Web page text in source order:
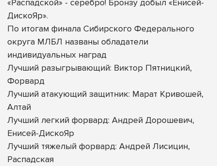
«Распадской» - серебро! Бронзу добыл «Енисей-
ДискоЯр».
По итогам финала Сибирского Федерального
округа МЛБЛ названы обладатели
индивидуальных наград
Лучший разыгрывающий: Виктор Пятницкий,
Форвард
Лучший атакующий защитник: Марат Кривошей,
Алтай
Лучший легкий форвард: Андрей Дорошевич,
Енисей-ДискоЯр
Лучший тяжелый форвард: Андрей Лисицин,
Распадская